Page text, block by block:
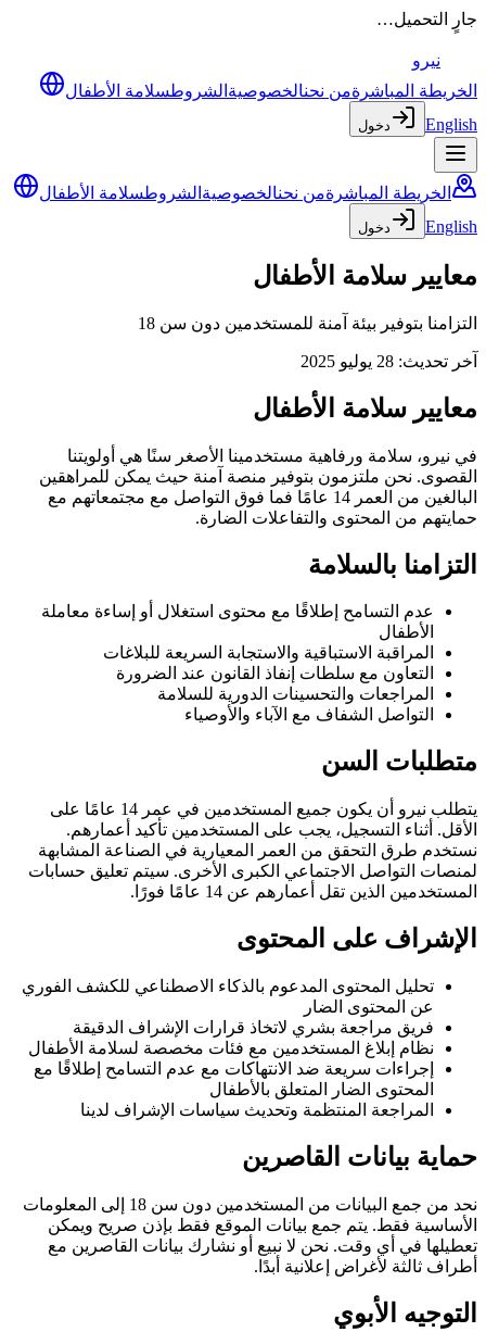
جارٍ التحميل…
نيرو
الخريطة المباشرةمن نحنالخصوصية الشروطسلامة الأطفال
English
دخول
الخريطة المباشرةمن نحنالخصوصية الشروطسلامة الأطفال
English
دخول
معايير سلامة الأطفال
التزامنا بتوفير بيئة آمنة للمستخدمين دون سن 18
آخر تحديث: 28 يوليو 2025
معايير سلامة الأطفال
في نيرو، سلامة ورفاهية مستخدمينا الأصغر سنًا هي أولويتنا
القصوى. نحن ملتزمون بتوفير منصة آمنة حيث يمكن للمراهقين
البالغين من العمر 14 عامًا فما فوق التواصل مع مجتمعاتهم مع
حمايتهم من المحتوى والتفاعلات الضارة.
التزامنا بالسلامة
عدم التسامح إطلاقًا مع محتوى استغلال أو إساءة معاملة
الأطفال
المراقبة الاستباقية والاستجابة السريعة للبلاغات
التعاون مع سلطات إنفاذ القانون عند الضرورة
المراجعات والتحسينات الدورية للسلامة
التواصل الشفاف مع الآباء والأوصياء
متطلبات السن
يتطلب نيرو أن يكون جميع المستخدمين في عمر 14 عامًا على
الأقل. أثناء التسجيل، يجب على المستخدمين تأكيد أعمارهم.
نستخدم طرق التحقق من العمر المعيارية في الصناعة المشابهة
لمنصات التواصل الاجتماعي الكبرى الأخرى. سيتم تعليق حسابات
المستخدمين الذين تقل أعمارهم عن 14 عامًا فورًا.
الإشراف على المحتوى
تحليل المحتوى المدعوم بالذكاء الاصطناعي للكشف الفوري
عن المحتوى الضار
فريق مراجعة بشري لاتخاذ قرارات الإشراف الدقيقة
نظام إبلاغ المستخدمين مع فئات مخصصة لسلامة الأطفال
إجراءات سريعة ضد الانتهاكات مع عدم التسامح إطلاقًا مع
المحتوى الضار المتعلق بالأطفال
المراجعة المنتظمة وتحديث سياسات الإشراف لدينا
حماية بيانات القاصرين
نحد من جمع البيانات من المستخدمين دون سن 18 إلى المعلومات
الأساسية فقط. يتم جمع بيانات الموقع فقط بإذن صريح ويمكن
تعطيلها في أي وقت. نحن لا نبيع أو نشارك بيانات القاصرين مع
أطراف ثالثة لأغراض إعلانية أبدًا.
التوجيه الأبوي